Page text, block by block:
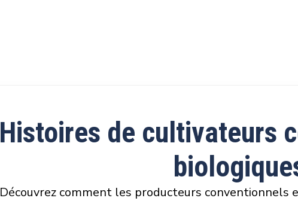
Histoires de cultivateurs
Découvrez comment les producteurs conventionnels